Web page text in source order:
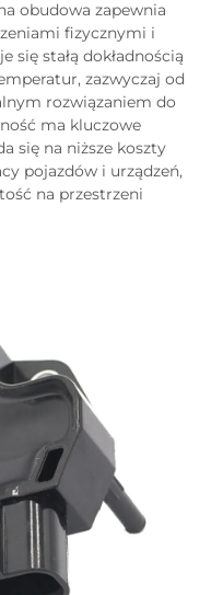
obudowa zapewnia
fizycznymi i
się stałą dokładnością
zazwyczaj od
rozwiązaniem do
ma kluczowe
się na niższe koszty
pojazdów i urządzeń,
na przestrzeni